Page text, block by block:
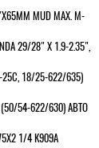
MUD MAX. M-
29/28" Х 1.9-2.35",
25С, 18/25-622/635)
54-622/630) АВТО
1/4 K909A